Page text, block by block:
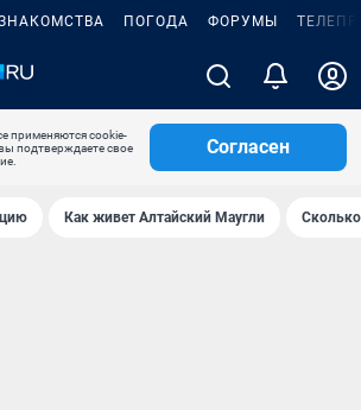
ПОГОДА ФОРУМЫ
применяются cookie-
подтверждаете свое
Согласен
Как живет Алтайский Маугли